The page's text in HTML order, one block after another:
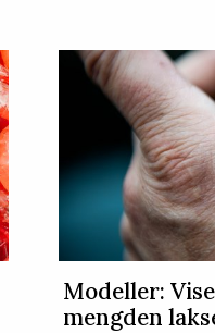
Modeller:
mengden